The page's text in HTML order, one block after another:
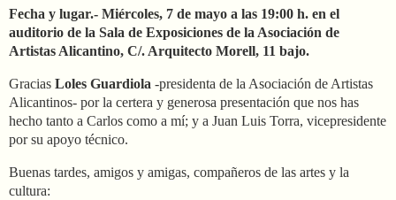
Fecha y lugar.- Miércoles, 7 de mayo a las 19:00 h. en el
auditorio de la Sala de Exposiciones de la Asociación de
Artistas Alicantino, C/. Arquitecto Morell, 11 bajo.
Gracias Loles Guardiola -presidenta de la Asociación de Artistas
Alicantinos- por la certera y generosa presentación que nos has
hecho tanto a Carlos como a mí; y a Juan Luis Torra, vicepresidente
por su apoyo técnico.
Buenas tardes, amigos y amigas, compañeros de las artes y la
cultura: